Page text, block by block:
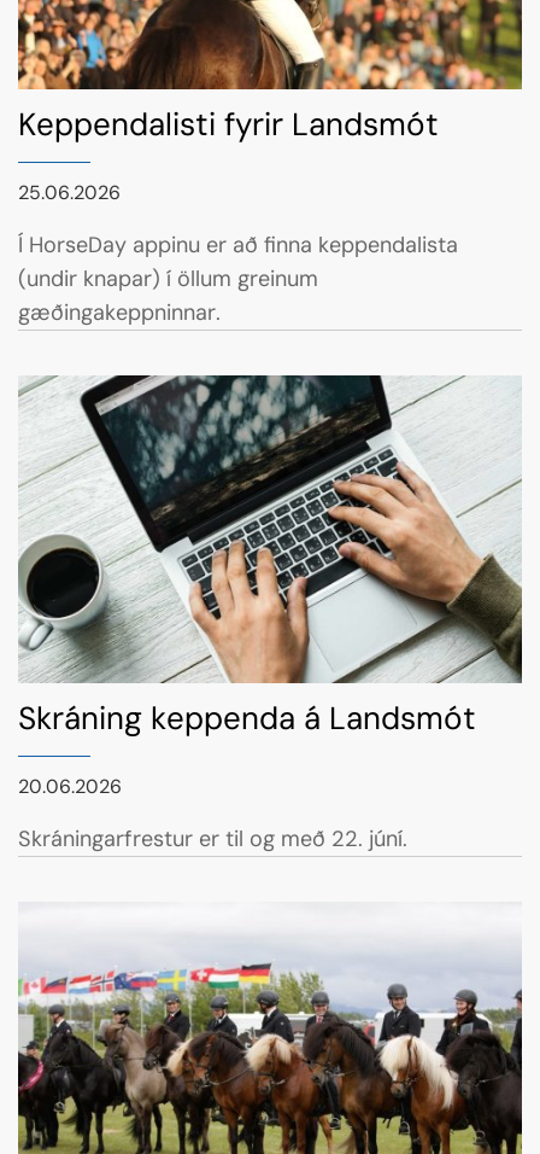
Keppendalisti fyrir Landsmót
25.06.2026
Í HorseDay appinu er að finna keppendalista
(undir knapar) í öllum greinum
gæðingakeppninnar.
Skráning keppenda á Landsmót
20.06.2026
Skráningarfrestur er til og með 22. júní.